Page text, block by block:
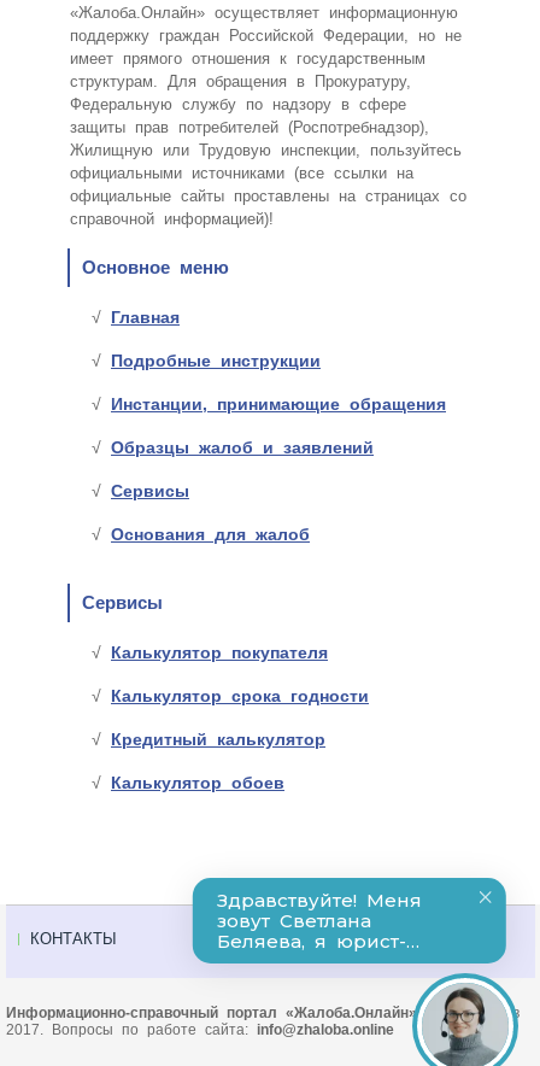
«Жалоба.Онлайн» осуществляет информационную
поддержку граждан Российской Федерации, но не
имеет прямого отношения к государственным
структурам. Для обращения в Прокуратуру,
Федеральную службу по надзору в сфере
защиты прав потребителей (Роспотребнадзор),
Жилищную или Трудовую инспекции, пользуйтесь
официальными источниками (все ссылки на
официальные сайты проставлены на страницах со
справочной информацией)!
Основное меню
Главная
Подробные инструкции
Инстанции, принимающие обращения
Образцы жалоб и заявлений
Сервисы
Основания для жалоб
Сервисы
Калькулятор покупателя
Калькулятор срока годности
Кредитный калькулятор
Калькулятор обоев
КОНТАКТЫ
Информационно-справочный портал «Жалоба.Онлайн»© Основан в
2017. Вопросы по работе сайта: info@zhaloba.online